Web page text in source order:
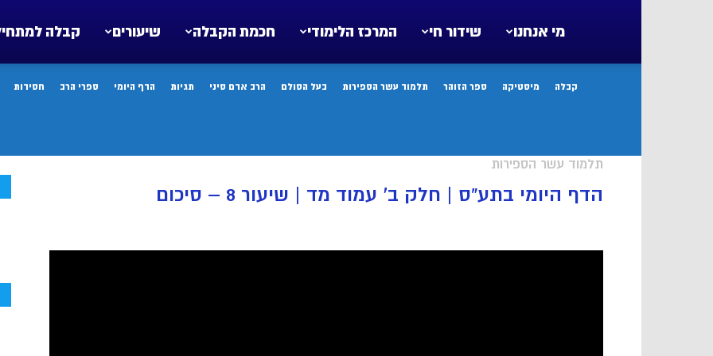
קבלה שיעורים חכמת הקבלה המרכז הלימודי שידור חי מי אנחנו
קבלה מיסטיקה ספר הזוהר תלמוד עשר הספירות בעל הסולם הרב אדם סיני תגיות הדף היומי ספרי הרב חסידות
תלמוד עשר הספירות
הדף היומי בתע”ס | חלק ב’ עמוד מד | שיעור 8 – סיכום